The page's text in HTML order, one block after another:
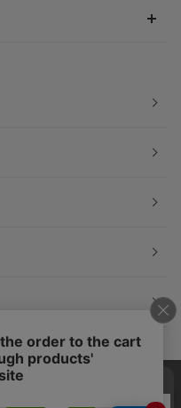
テンツの最適な提供、ト
を使用しています。